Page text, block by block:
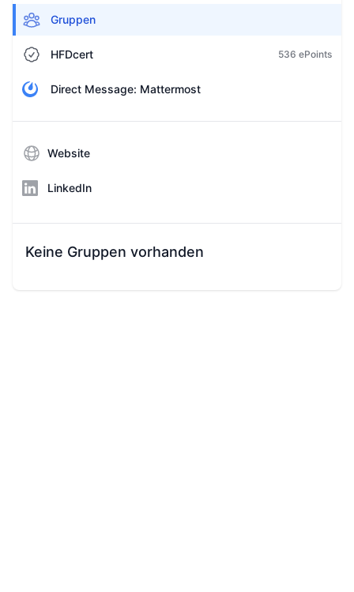
Gruppen
HFDcert 536 ePoints
Direct Message: Mattermost
Website
LinkedIn
Keine Gruppen vorhanden